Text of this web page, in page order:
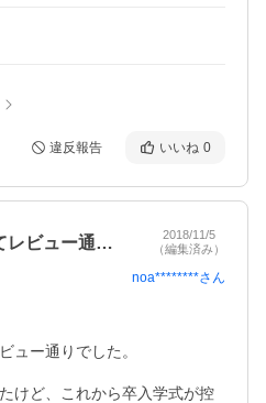
違反報告 いいね 0
良い所も悪い所も含めてレビュー通りでし…
2018/11/5
（編集済み）
noa********さん
ュー通りでした。
けど、これから卒入学式が控